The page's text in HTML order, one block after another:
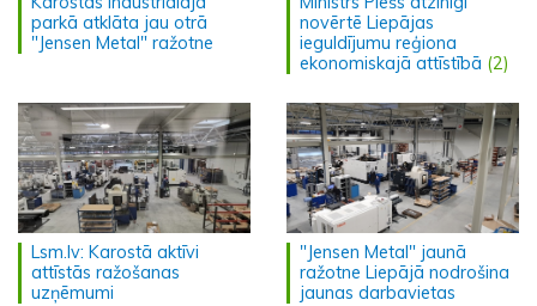
parkā atklāta jau otrā
"Jensen Metal" ražotne
novērtē Liepājas
ieguldījumu reģiona
ekonomiskajā attīstībā (2)
Lsm.lv: Karostā aktīvi
attīstās ražošanas
uzņēmumi
"Jensen Metal" jaunā
ražotne Liepājā nodrošina
jaunas darbavietas